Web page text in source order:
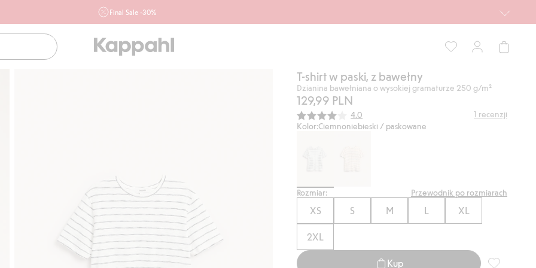
Final Sale -30%
ofertę, również z działu outlet do 10.8 w sklepach Kappahl i
Newbie oraz na kappahl.com. Ofert nie łączymy
T-shirt w paski, z bawełny
Dzianina bawełniana o wysokiej gramaturze 250 g/m²
129,99 PLN
Średnia ocena:
4.0 1 recenzji
Kolor:Ciemnoniebieski / paskowane
Rozmiar: Przewodnik po rozmiarach
XS S M L XL
2XL
Kup